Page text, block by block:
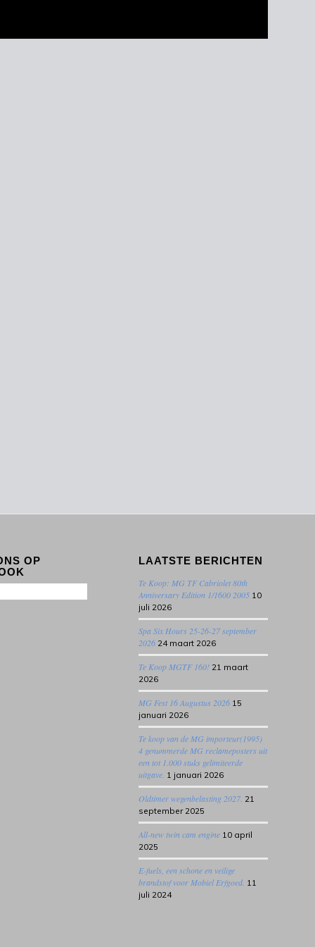
OP
LAATSTE BERICHTEN
Te Koop: MG TF Cabriolet 80th
Anniversary Edition 1/1600 2005 10
juli 2026
Spa Six Hours 25-26-27 september
2026 24 maart 2026
Te Koop MGTF 160! 21 maart
2026
MG Fest 16 Augustus 2026 15
januari 2026
Te koop van de MG importeur(1995)
4 genummerde MG reclameposters uit
een tot 1.000 stuks gelimiteerde
uitgave. 1 januari 2026
Oldtimer wegenbelasting 2027. 21
september 2025
All-new twin cam engine 10 april
2025
E-fuels, een schone en veilige
brandstof voor Mobiel Erfgoed. 11
juli 2024